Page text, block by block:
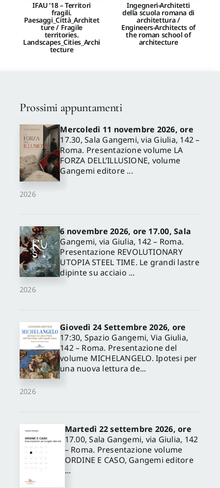
IFAU ’18 – Territori
fragili.
Paesaggi_Città_Architet
ture / Fragile
territories.
Landscapes_Cities_Archi
tecture
Ingegneri-Architetti
della scuola romana di
architettura /
Engineers-Architects of
the roman school of
architecture
Prossimi appuntamenti
2026
Mercoledì 11 novembre 2026, ore
17.30, Sala Gangemi, via Giulia, 142 –
Roma. Presentazione volume LA
FORZA DELL’ILLUSIONE, volume
Gangemi editore ...
2026
6 novembre 2026, ore 17.00, Sala
Gangemi, via Giulia, 142 – Roma.
Presentazione REVOLUTIONARY
UTOPIA STEEL TIME. Le grandi lastre
dipinte su acciaio ...
2026
Giovedì 24 Settembre 2026, ore
17:30, Spazio Gangemi, Via Giulia,
142 – Roma. Presentazione del
volume MICHELANGELO. Ipotesi per
una nuova lettura de...
Martedì 22 settembre 2026, ore
17.00, Sala Gangemi, via Giulia, 142
– Roma. Presentazione volume
ORDINE E CASO, Gangemi editore
...